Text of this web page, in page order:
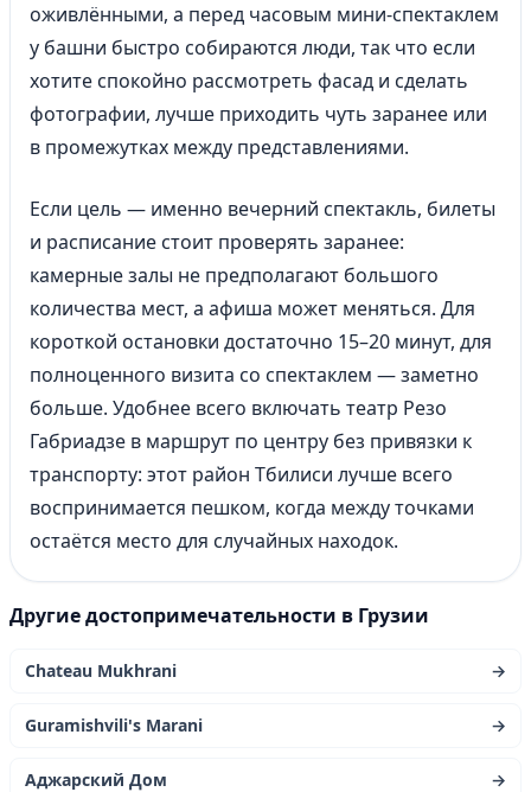
оживлёнными, а перед часовым мини-спектаклем
у башни быстро собираются люди, так что если
хотите спокойно рассмотреть фасад и сделать
фотографии, лучше приходить чуть заранее или
в промежутках между представлениями.
Если цель — именно вечерний спектакль, билеты
и расписание стоит проверять заранее:
камерные залы не предполагают большого
количества мест, а афиша может меняться. Для
короткой остановки достаточно 15–20 минут, для
полноценного визита со спектаклем — заметно
больше. Удобнее всего включать театр Резо
Габриадзе в маршрут по центру без привязки к
транспорту: этот район Тбилиси лучше всего
воспринимается пешком, когда между точками
остаётся место для случайных находок.
Другие достопримечательности в Грузии
Chateau Mukhrani →
Guramishvili's Marani →
Аджарский Дом →